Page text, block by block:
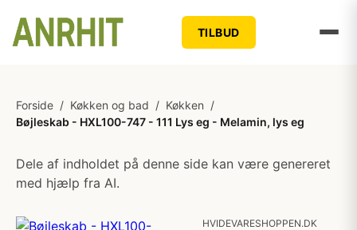
TILBUD
Forside / Køkken og bad / Køkken /
Bøjleskab - HXL100-747 - 111 Lys eg - Melamin, lys eg
Dele af indholdet på denne side kan være genereret
med hjælp fra AI.
HVIDEVARESHOPPEN.DK